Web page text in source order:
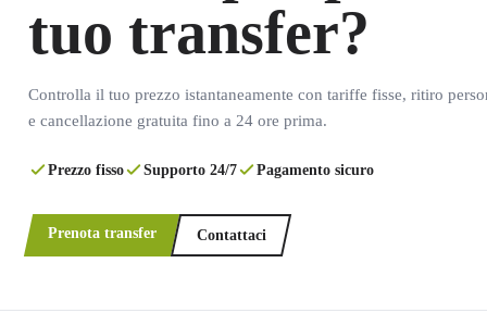
tuo transfer?
Controlla il tuo prezzo istantaneamente con tariffe fisse, ritiro
e cancellazione gratuita fino a 24 ore prima.
Prezzo fisso Supporto 24/7 Pagamento sicuro
Prenota transfer Contattaci